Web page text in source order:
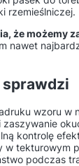
Czy
obuwia?
Jak
Czy
drewniane
rzemieślniczej.
że możemy
nawet
wzoru w
zaszywanie
kontrolę
w tekturowym
podczas